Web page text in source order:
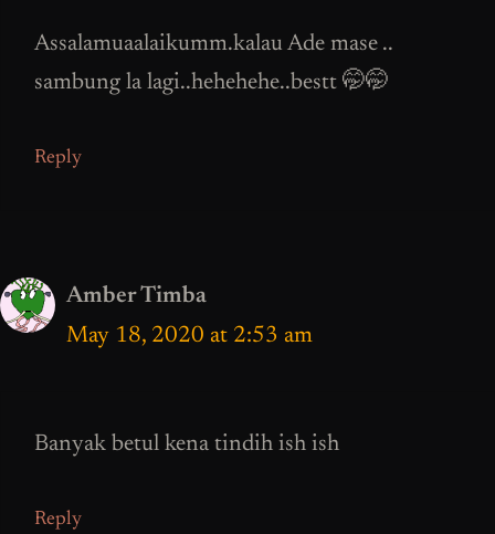
Assalamuaalaikumm.kalau Ade mase ..
sambung la lagi..hehehehe..bestt 🤭🤭
Reply
Amber Timba
May 18, 2020 at 2:53 am
Banyak betul kena tindih ish ish
Reply